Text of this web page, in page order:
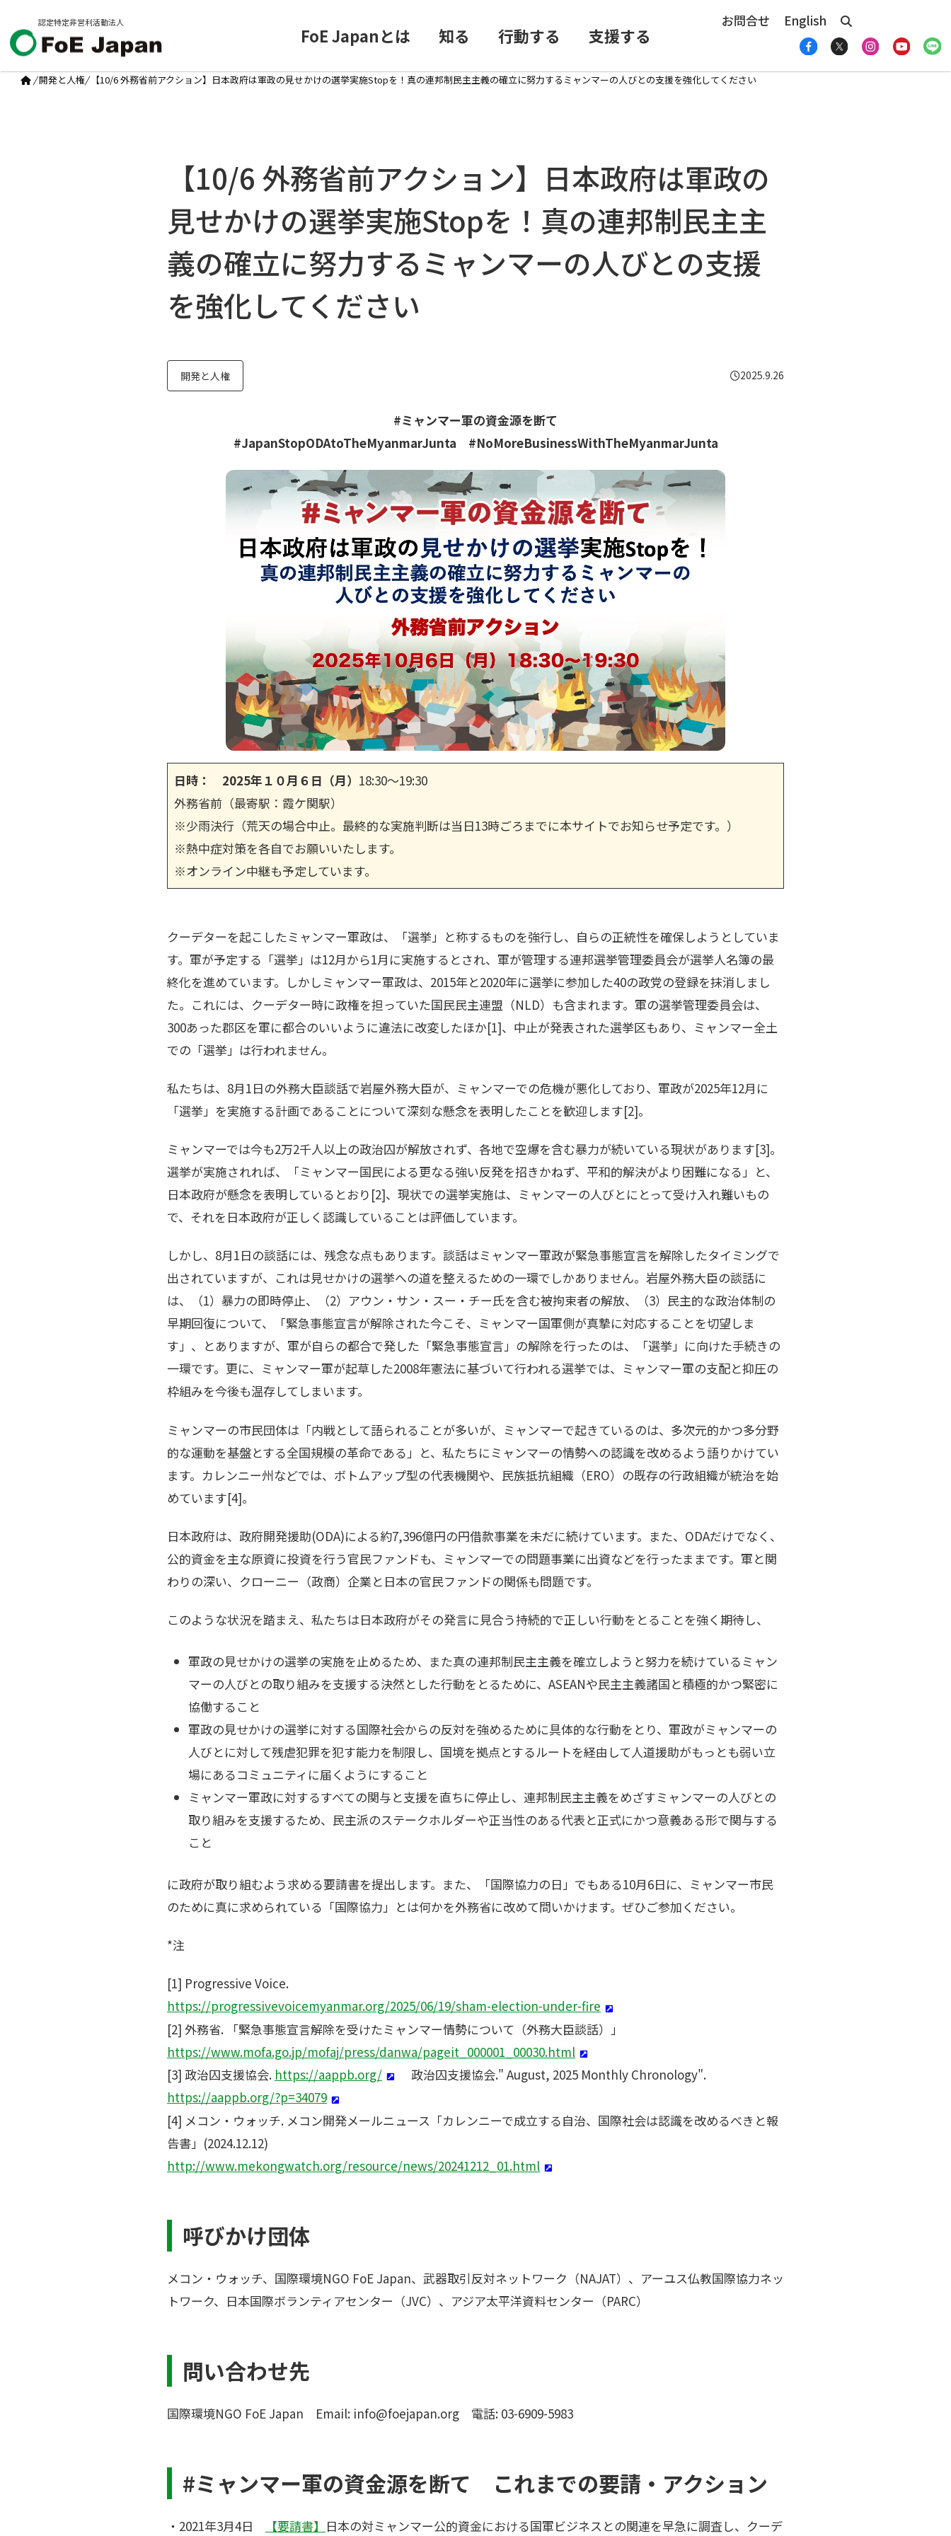
認定特定非営利活動法人
FoE Japanとは 知る 行動する 支援する
お問合せ English
/開発と人権/ 【10/6 外務省前アクション】日本政府は軍政の見せかけの選挙実施Stopを！真の連邦制民主主義の確立に努力するミャンマーの人びとの支援を強化してください
【10/6 外務省前アクション】日本政府は軍政の
見せかけの選挙実施Stopを！真の連邦制民主主
義の確立に努力するミャンマーの人びとの支援
を強化してください
開発と人権 2025.9.26
#ミャンマー軍の資金源を断て
#JapanStopODAtoTheMyanmarJunta #NoMoreBusinessWithTheMyanmarJunta
日時： 2025年１０月６日（月） 18:30～19:30
外務省前（最寄駅：霞ケ関駅）
※少雨決行（荒天の場合中止。最終的な実施判断は当日13時ごろまでに本サイトでお知らせ予定です。）
※熱中症対策を各自でお願いいたします。
※オンライン中継も予定しています。
クーデターを起こしたミャンマー軍政は、「選挙」と称するものを強行し、自らの正統性を確保しようとしていま
す。軍が予定する「選挙」は12月から1月に実施するとされ、軍が管理する連邦選挙管理委員会が選挙人名簿の最
終化を進めています。しかしミャンマー軍政は、2015年と2020年に選挙に参加した40の政党の登録を抹消しまし
た。これには、クーデター時に政権を担っていた国民民主連盟（NLD）も含まれます。軍の選挙管理委員会は、
300あった郡区を軍に都合のいいように違法に改変したほか[1]、中止が発表された選挙区もあり、ミャンマー全土
での「選挙」は行われません。
私たちは、8月1日の外務大臣談話で岩屋外務大臣が、ミャンマーでの危機が悪化しており、軍政が2025年12月に
「選挙」を実施する計画であることについて深刻な懸念を表明したことを歓迎します[2]。
ミャンマーでは今も2万2千人以上の政治囚が解放されず、各地で空爆を含む暴力が続いている現状があります[3]。
選挙が実施されれば、「ミャンマー国民による更なる強い反発を招きかねず、平和的解決がより困難になる」と、
日本政府が懸念を表明しているとおり[2]、現状での選挙実施は、ミャンマーの人びとにとって受け入れ難いもの
で、それを日本政府が正しく認識していることは評価しています。
しかし、8月1日の談話には、残念な点もあります。談話はミャンマー軍政が緊急事態宣言を解除したタイミングで
出されていますが、これは見せかけの選挙への道を整えるための一環でしかありません。岩屋外務大臣の談話に
は、（1）暴力の即時停止、（2）アウン・サン・スー・チー氏を含む被拘束者の解放、（3）民主的な政治体制の
早期回復について、「緊急事態宣言が解除された今こそ、ミャンマー国軍側が真摯に対応することを切望しま
す」、とありますが、軍が自らの都合で発した「緊急事態宣言」の解除を行ったのは、「選挙」に向けた手続きの
一環です。更に、ミャンマー軍が起草した2008年憲法に基づいて行われる選挙では、ミャンマー軍の支配と抑圧の
枠組みを今後も温存してしまいます。
ミャンマーの市民団体は「内戦として語られることが多いが、ミャンマーで起きているのは、多次元的かつ多分野
的な運動を基盤とする全国規模の革命である」と、私たちにミャンマーの情勢への認識を改めるよう語りかけてい
ます。カレンニー州などでは、ボトムアップ型の代表機関や、民族抵抗組織（ERO）の既存の行政組織が統治を始
めています[4]。
日本政府は、政府開発援助(ODA)による約7,396億円の円借款事業を未だに続けています。また、ODAだけでなく、
公的資金を主な原資に投資を行う官民ファンドも、ミャンマーでの問題事業に出資などを行ったままです。軍と関
わりの深い、クローニー（政商）企業と日本の官民ファンドの関係も問題です。
このような状況を踏まえ、私たちは日本政府がその発言に見合う持続的で正しい行動をとることを強く期待し、
軍政の見せかけの選挙の実施を止めるため、また真の連邦制民主主義を確立しようと努力を続けているミャン
マーの人びとの取り組みを支援する決然とした行動をとるために、ASEANや民主主義諸国と積極的かつ緊密に
協働すること
軍政の見せかけの選挙に対する国際社会からの反対を強めるために具体的な行動をとり、軍政がミャンマーの
人びとに対して残虐犯罪を犯す能力を制限し、国境を拠点とするルートを経由して人道援助がもっとも弱い立
場にあるコミュニティに届くようにすること
ミャンマー軍政に対するすべての関与と支援を直ちに停止し、連邦制民主主義をめざすミャンマーの人びとの
取り組みを支援するため、民主派のステークホルダーや正当性のある代表と正式にかつ意義ある形で関与する
こと
に政府が取り組むよう求める要請書を提出します。また、「国際協力の日」でもある10月6日に、ミャンマー市民
のために真に求められている「国際協力」とは何かを外務省に改めて問いかけます。ぜひご参加ください。
*注
[1] Progressive Voice.
https://progressivevoicemyanmar.org/2025/06/19/sham-election-under-fire
[2] 外務省. 「緊急事態宣言解除を受けたミャンマー情勢について（外務大臣談話）」
https://www.mofa.go.jp/mofaj/press/danwa/pageit_000001_00030.html
[3] 政治囚支援協会. https://aappb.org/
政治囚支援協会." August, 2025 Monthly Chronology".
https://aappb.org/?p=34079
[4] メコン・ウォッチ. メコン開発メールニュース「カレンニーで成立する自治、国際社会は認識を改めるべきと報
告書」(2024.12.12)
http://www.mekongwatch.org/resource/news/20241212_01.html
呼びかけ団体
メコン・ウォッチ、国際環境NGO FoE Japan、武器取引反対ネットワーク（NAJAT）、アーユス仏教国際協力ネッ
トワーク、日本国際ボランティアセンター（JVC）、アジア太平洋資料センター（PARC）
問い合わせ先
国際環境NGO FoE Japan Email: info@foejapan.org 電話: 03-6909-5983
#ミャンマー軍の資金源を断て これまでの要請・アクション
・2021年3月4日 【要請書】 日本の対ミャンマー公的資金における国軍ビジネスとの関連を早急に調査し、クーデ